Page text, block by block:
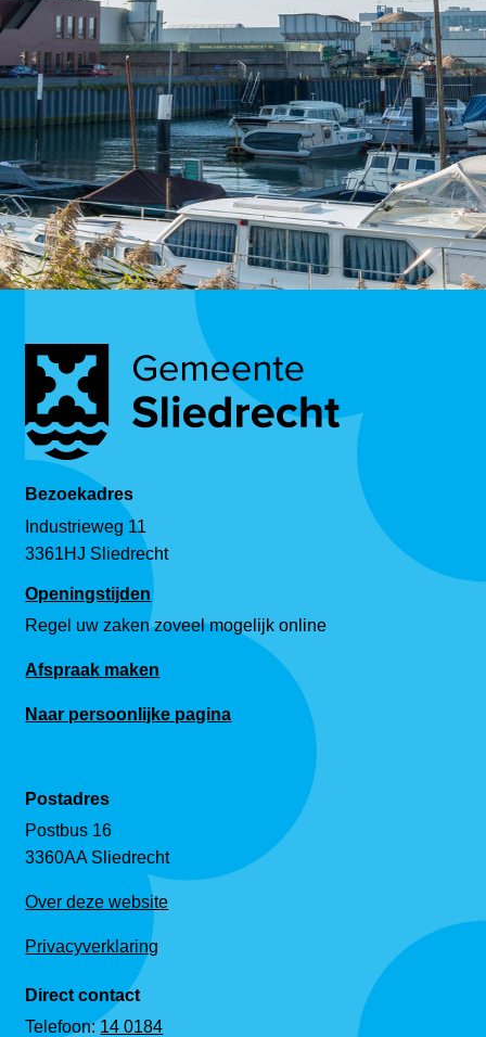
Bezoekadres
Industrieweg 11
3361HJ Sliedrecht
Openingstijden
Regel uw zaken zoveel mogelijk online
Afspraak maken
Naar persoonlijke pagina
Postadres
Postbus 16
3360AA Sliedrecht
Over deze website
Privacyverklaring
Direct contact
Telefoon:14 0184